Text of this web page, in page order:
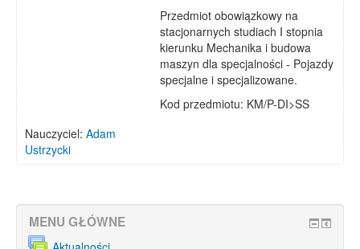
Przedmiot obowiązkowy na
stacjonarnych studiach I stopnia
kierunku Mechanika i budowa
maszyn dla specjalności - Pojazdy
specjalne i specjalizowane.
Kod przedmiotu: KM/P-DI>SS
Nauczyciel: Adam
Ustrzycki
MENU GŁÓWNE